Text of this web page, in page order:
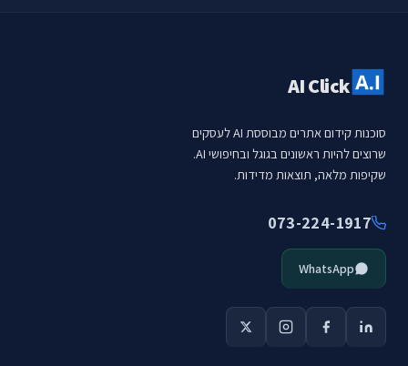
AI Click
סוכנות קידום אתרים מבוססת AI לעסקים
שרוצים להיות ראשונים בגוגל ובחיפושי AI.
שקיפות מלאה, תוצאות מדידות.
073-224-1917
WhatsApp